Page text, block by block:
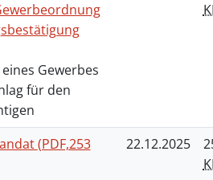
Gewerbes
für den
(PDF,253
22.12.2025